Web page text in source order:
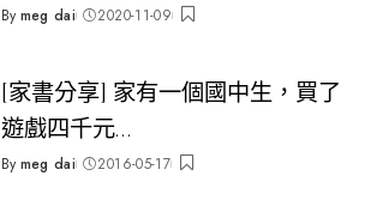
Posted
By meg dai 2020-11-09
[家書分享] 家有一個國中生，買了
遊戲四千元…
Posted
By meg dai 2016-05-17